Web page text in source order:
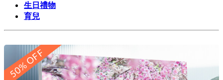
生日禮物
育兒
50% OFF